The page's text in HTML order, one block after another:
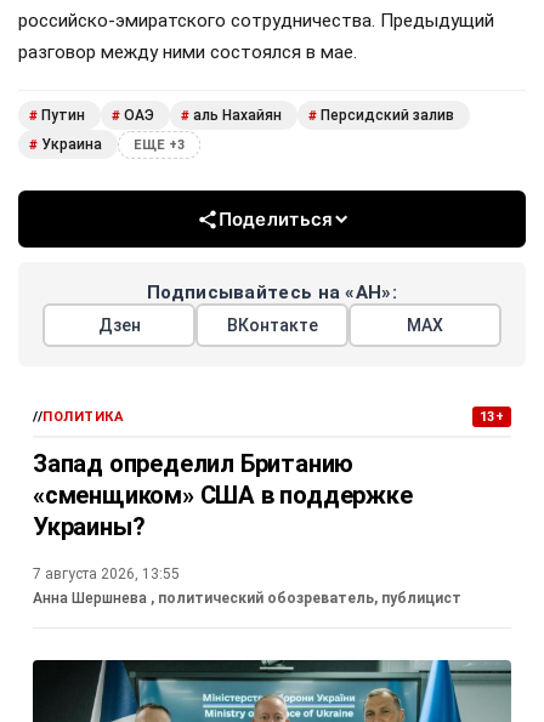
российско-эмиратского сотрудничества. Предыдущий
разговор между ними состоялся в мае.
# Путин # ОАЭ # аль Нахайян # Персидский залив
# Украина ЕЩЕ +3
Поделиться
Подписывайтесь на «АН»:
Дзен ВКонтакте МАХ
//ПОЛИТИКА 13+
Запад определил Британию
«сменщиком» США в поддержке
Украины?
7 августа 2026, 13:55
Анна Шершнева , политический обозреватель, публицист